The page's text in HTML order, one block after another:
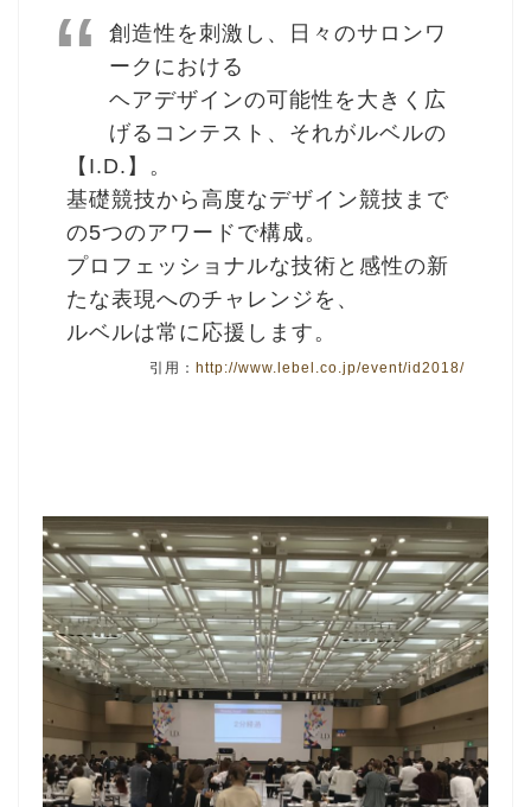
創造性を刺激し、日々のサロンワ
ークにおける
ヘアデザインの可能性を大きく広
げるコンテスト、それがルベルの
【I.D.】。
基礎競技から高度なデザイン競技まで
の5つのアワードで構成。
プロフェッショナルな技術と感性の新
たな表現へのチャレンジを、
ルベルは常に応援します。
引用： http://www.lebel.co.jp/event/id2018/